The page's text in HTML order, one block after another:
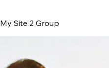
My Site 2 Group